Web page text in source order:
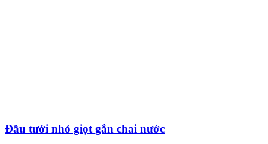
Đầu tưới nhỏ giọt gắn chai nước